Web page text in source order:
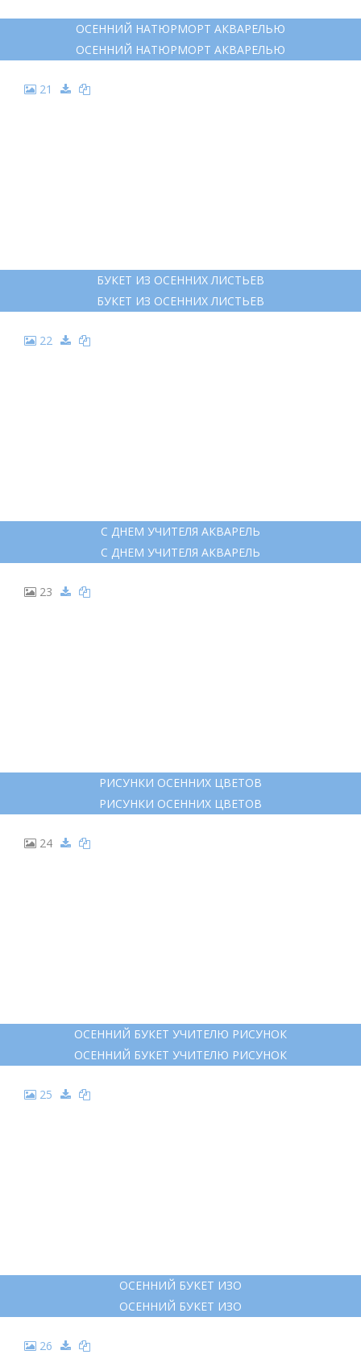
ОСЕННИЙ НАТЮРМОРТ АКВАРЕЛЬЮ
ОСЕННИЙ НАТЮРМОРТ АКВАРЕЛЬЮ
21
БУКЕТ ИЗ ОСЕННИХ ЛИСТЬЕВ
БУКЕТ ИЗ ОСЕННИХ ЛИСТЬЕВ
22
С ДНЕМ УЧИТЕЛЯ АКВАРЕЛЬ
С ДНЕМ УЧИТЕЛЯ АКВАРЕЛЬ
23
РИСУНКИ ОСЕННИХ ЦВЕТОВ
РИСУНКИ ОСЕННИХ ЦВЕТОВ
24
ОСЕННИЙ БУКЕТ УЧИТЕЛЮ РИСУНОК
ОСЕННИЙ БУКЕТ УЧИТЕЛЮ РИСУНОК
25
ОСЕННИЙ БУКЕТ ИЗО
ОСЕННИЙ БУКЕТ ИЗО
26